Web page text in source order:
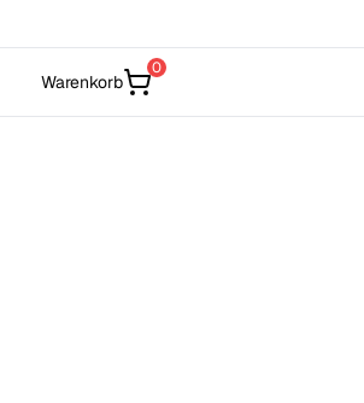
Warenkorb
0